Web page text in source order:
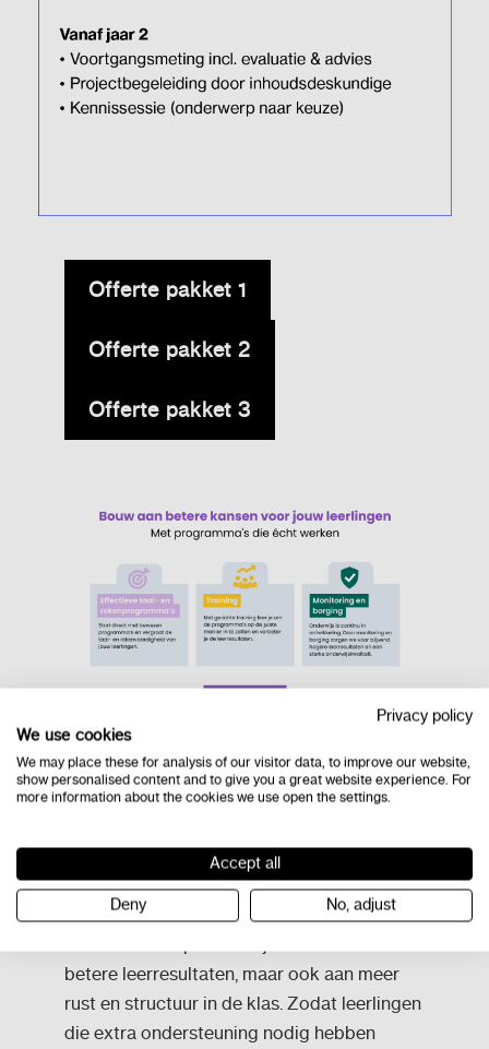
Offerte pakket 1
Offerte pakket 2
Offerte pakket 3
Beter taalonderwijs
begint met een
doordachte
aanpak
betere leerresultaten, maar ook aan meer
rust en structuur in de klas. Zodat leerlingen
die extra ondersteuning nodig hebben
Privacy policy
We use cookies
We may place these for analysis of our visitor data, to improve our website,
show personalised content and to give you a great website experience. For
more information about the cookies we use open the settings.
Accept all
Deny No, adjust